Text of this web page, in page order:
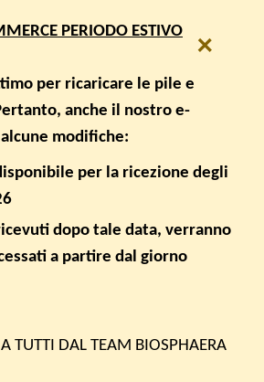
MICROBIOMA:
DIFFERENZE
×
PERIODO ESTIVO
per ricaricare le pile e
anche il nostro e-
modifiche:
per la ricezione degli
dopo tale data, verranno
a partire dal giorno
TUTTI DAL TEAM BIOSPHAERA